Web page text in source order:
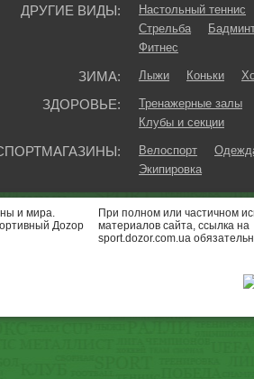
ДРУГИЕ ВИДЫ:
Настольный теннис
Стрельба
Фитнес
ЗИМА: Лыжи Коньки
ЗДОРОВЬЕ:
Тренажерные залы
Клубы и секции
Велоспорт
Экипировка
и мира.
Доzор
При полном или частичном
материалов сайта, ссылка на
sport.dozor.com.ua